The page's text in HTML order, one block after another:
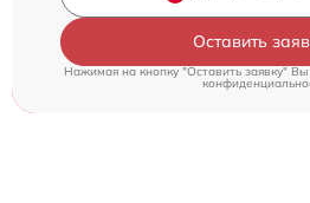
Оставить
Нажимая на кнопку "Оставить заявку"